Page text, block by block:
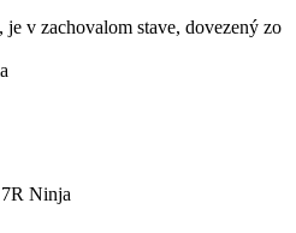
v zachovalom stave, dovezený zo
Ninja